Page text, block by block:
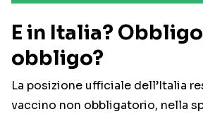
E in Italia?
obbligo?
La posizione ufficiale dell’Italia
vaccino non obbligatorio, nella